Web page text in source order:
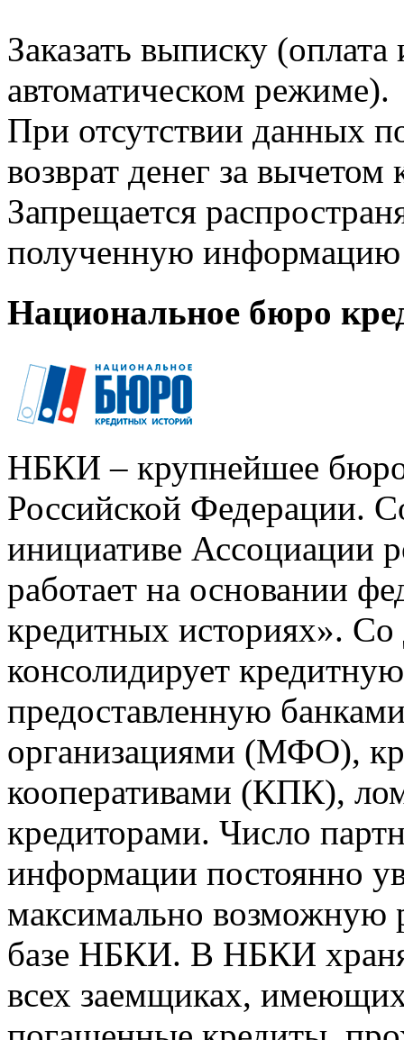
Заказать выписку
автоматическом режиме).
При отсутствии данных
возврат денег за
Запрещается
полученную информацию
Национальное бюро
НБКИ – крупнейшее
Российской Федерации.
инициативе Ассоциации
работает на основании
кредитных историях».
консолидирует
предоставленную
организациями (МФО),
кооперативами (КПК),
кредиторами. Число
информации постоянно
максимально возможную
базе НБКИ. В НБКИ
всех заемщиках,